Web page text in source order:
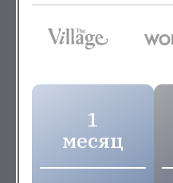
1
месяц